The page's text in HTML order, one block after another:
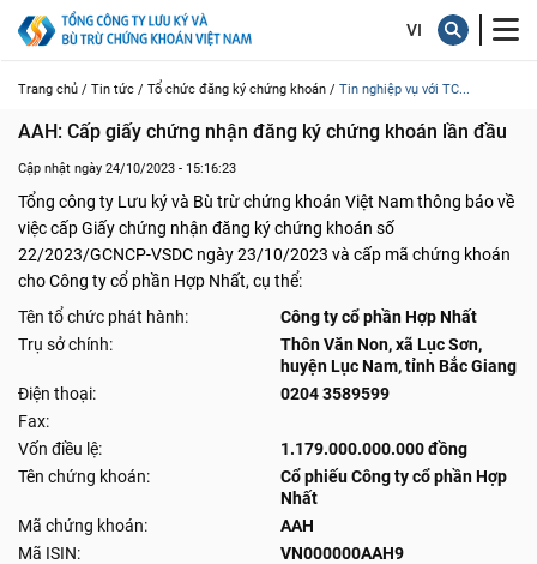
Trang chủ / Tin tức / Tổ chức đăng ký chứng khoán / Tin nghiệp vụ với TC...
AAH: Cấp giấy chứng nhận đăng ký chứng khoán lần đầu
Cập nhật ngày 24/10/2023 - 15:16:23
Tổng công ty Lưu ký và Bù trừ chứng khoán Việt Nam thông báo về
việc cấp Giấy chứng nhận đăng ký chứng khoán số
22/2023/GCNCP-VSDC ngày 23/10/2023 và cấp mã chứng khoán
cho Công ty cổ phần Hợp Nhất, cụ thể:
Tên tổ chức phát hành:
Công ty cổ phần Hợp Nhất
Trụ sở chính:
Thôn Văn Non, xã Lục Sơn,
huyện Lục Nam, tỉnh Bắc Giang
Điện thoại:
0204 3589599
Fax:
Vốn điều lệ:
1.179.000.000.000 đồng
Tên chứng khoán:
Cổ phiếu Công ty cổ phần Hợp
Nhất
Mã chứng khoán:
AAH
Mã ISIN:
VN000000AAH9